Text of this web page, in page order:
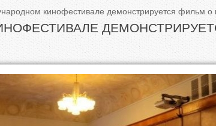
кинофестивале демонстрируется фильм о